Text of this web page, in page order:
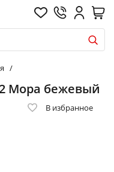
Мора бежевый
В избранное